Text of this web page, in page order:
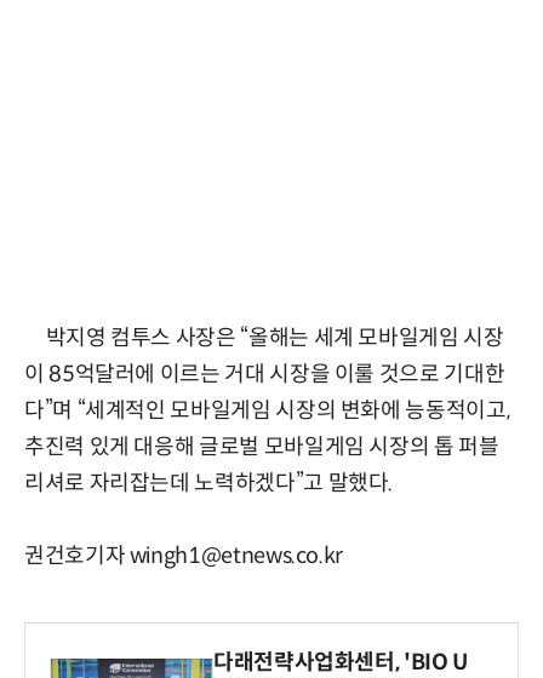
박지영 컴투스 사장은 “올해는 세계 모바일게임 시장
이 85억달러에 이르는 거대 시장을 이룰 것으로 기대한
다”며 “세계적인 모바일게임 시장의 변화에 능동적이고,
추진력 있게 대응해 글로벌 모바일게임 시장의 톱 퍼블
리셔로 자리잡는데 노력하겠다”고 말했다.
권건호기자 wingh1@etnews.co.kr
다래전략사업화센터, 'BIO U